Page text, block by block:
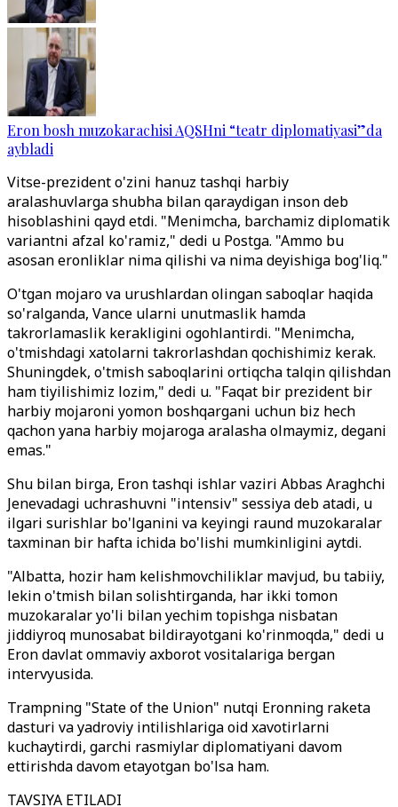
Eron bosh muzokarachisi AQSHni “teatr diplomatiyasi”da
aybladi
Vitse-prezident o'zini hanuz tashqi harbiy
aralashuvlarga shubha bilan qaraydigan inson deb
hisoblashini qayd etdi. "Menimcha, barchamiz diplomatik
variantni afzal ko'ramiz," dedi u Postga. "Ammo bu
asosan eronliklar nima qilishi va nima deyishiga bog'liq."
O'tgan mojaro va urushlardan olingan saboqlar haqida
so'ralganda, Vance ularni unutmaslik hamda
takrorlamaslik kerakligini ogohlantirdi. "Menimcha,
o'tmishdagi xatolarni takrorlashdan qochishimiz kerak.
Shuningdek, o'tmish saboqlarini ortiqcha talqin qilishdan
ham tiyilishimiz lozim," dedi u. "Faqat bir prezident bir
harbiy mojaroni yomon boshqargani uchun biz hech
qachon yana harbiy mojaroga aralasha olmaymiz, degani
emas."
Shu bilan birga, Eron tashqi ishlar vaziri Abbas Araghchi
Jenevadagi uchrashuvni "intensiv" sessiya deb atadi, u
ilgari surishlar bo'lganini va keyingi raund muzokaralar
taxminan bir hafta ichida bo'lishi mumkinligini aytdi.
"Albatta, hozir ham kelishmovchiliklar mavjud, bu tabiiy,
lekin o'tmish bilan solishtirganda, har ikki tomon
muzokaralar yo'li bilan yechim topishga nisbatan
jiddiyroq munosabat bildirayotgani ko'rinmoqda," dedi u
Eron davlat ommaviy axborot vositalariga bergan
intervyusida.
Trampning "State of the Union" nutqi Eronning raketa
dasturi va yadroviy intilishlariga oid xavotirlarni
kuchaytirdi, garchi rasmiylar diplomatiyani davom
ettirishda davom etayotgan bo'lsa ham.
TAVSIYA ETILADI